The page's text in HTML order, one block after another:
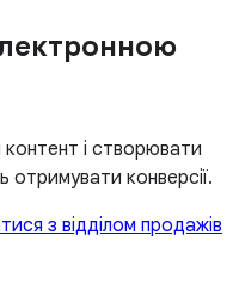
контент і створювати
отримувати конверсії.
з відділом продажів